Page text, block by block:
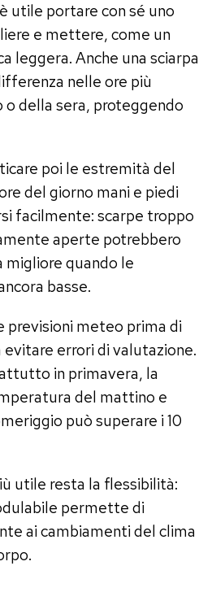
utile portare con sé uno
e mettere, come un
leggera. Anche una sciarpa
nelle ore più
della sera, proteggendo
poi le estremità del
del giorno mani e piedi
facilmente: scarpe troppo
aperte potrebbero
migliore quando le
basse.
previsioni meteo prima di
evitare errori di valutazione.
in primavera, la
del mattino e
può superare i 10
utile resta la flessibilità:
permette di
ai cambiamenti del clima